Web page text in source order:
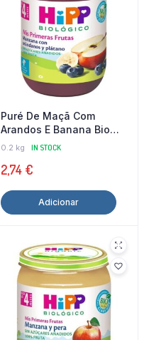
Puré De Maçã Com
Arandos E Banana Bio
190 G Hipp
0.2 kg IN STOCK
2,74 €
Adicionar